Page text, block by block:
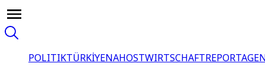
POLITIKTÜRKİYENAHOSTWIRTSCHAFT